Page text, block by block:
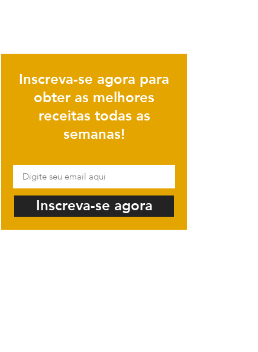
Inscreva-se agora para
obter as melhores
receitas todas as
semanas!
Inscreva-se agora